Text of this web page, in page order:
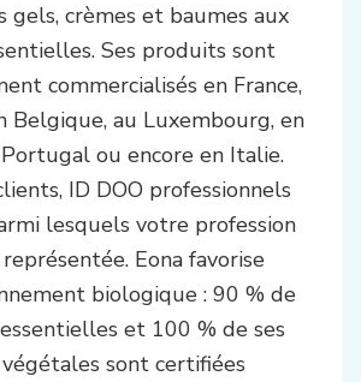
gels, crèmes et baumes aux
Ses produits sont
commercialisés en France,
Belgique, au Luxembourg, en
Portugal ou encore en Italie.
ID DOO professionnels
lesquels votre profession
Eona favorise
biologique : 90 % de
et 100 % de ses
sont certifiées